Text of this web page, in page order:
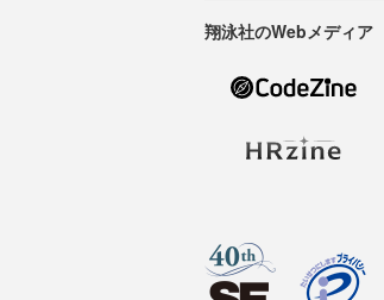
翔泳社のWebメディア